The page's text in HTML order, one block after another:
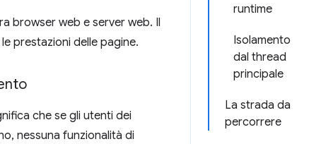
runtime
Isolamento
dal thread
principale
La strada da
percorrere
browser web e server web. Il
prestazioni delle pagine.
che se gli utenti dei
nessuna funzionalità di